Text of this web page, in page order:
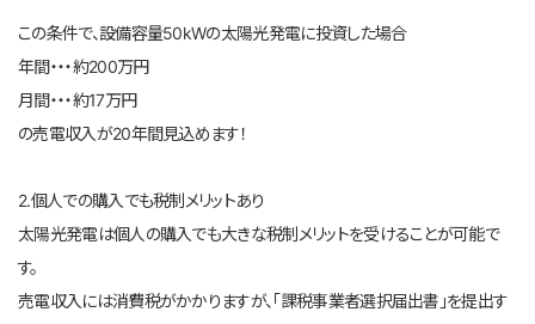
この条件で、設備容量50kWの太陽光発電に投資した場合
年間・・・約200万円
月間・・・約17万円
の売電収入が20年間見込めます！
2.個人での購入でも税制メリットあり
太陽光発電は個人の購入でも大きな税制メリットを受けることが可能で
す。
売電収入には消費税がかかりますが、「課税事業者選択届出書」を提出す